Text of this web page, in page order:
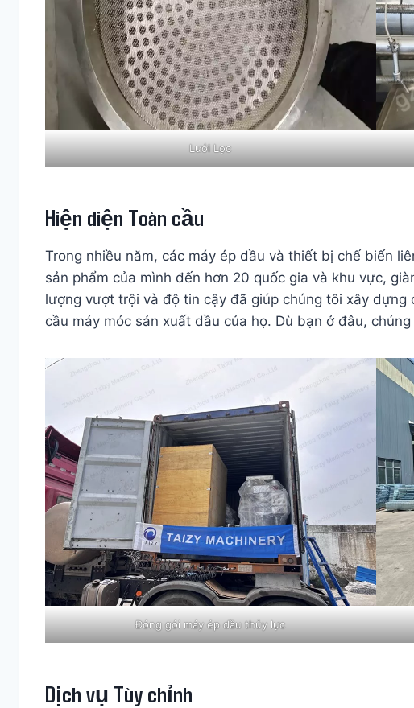
Lưới Lọc
Hiện diện Toàn cầu
Trong nhiều năm, các máy ép dầu và thiết bị chế biến
sản phẩm của mình đến hơn 20 quốc gia và khu vực,
lượng vượt trội và độ tin cậy đã giúp chúng tôi xây
cầu máy móc sản xuất dầu của họ. Dù bạn ở đâu,
Đóng gói máy ép dầu thủy lực
Dịch vụ Tùy chỉnh